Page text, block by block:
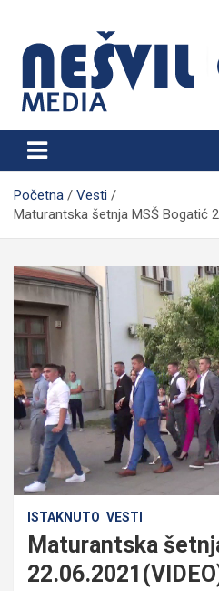
content
Nešvil Media
Početna
Vesti
Maturantska šetnja MSŠ Bogatić
ISTAKNUTO VESTI
Maturantska